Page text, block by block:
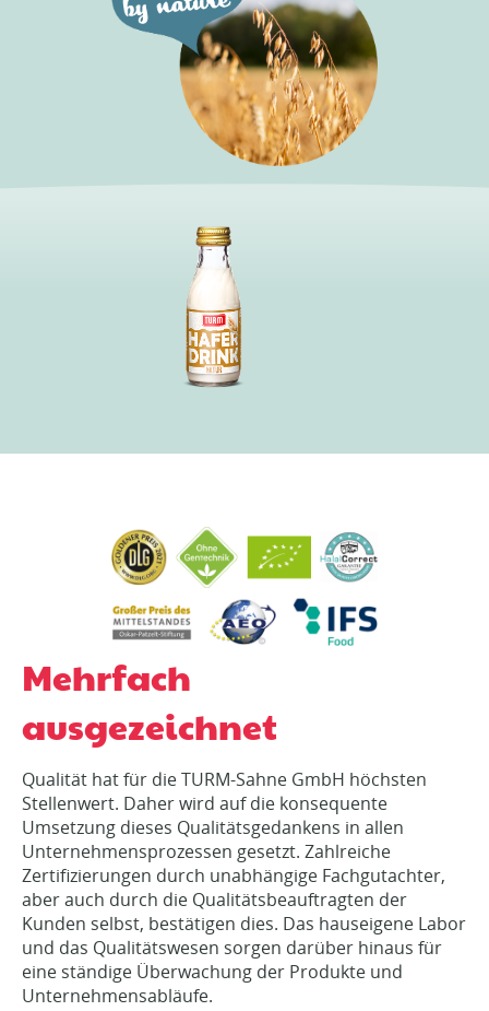
Mehrfach
ausgezeichnet
Qualität hat für die TURM-Sahne GmbH höchsten
Stellenwert. Daher wird auf die konsequente
Umsetzung dieses Qualitätsgedankens in allen
Unternehmensprozessen gesetzt. Zahlreiche
Zertifizierungen durch unabhängige Fachgutachter,
aber auch durch die Qualitätsbeauftragten der
Kunden selbst, bestätigen dies. Das hauseigene Labor
und das Qualitätswesen sorgen darüber hinaus für
eine ständige Überwachung der Produkte und
Unternehmensabläufe.